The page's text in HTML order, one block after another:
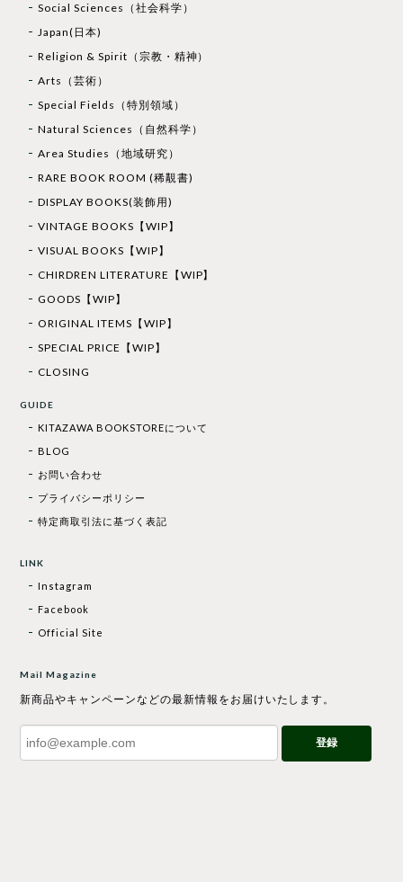
Social Sciences（社会科学）
Japan(日本)
Religion & Spirit（宗教・精神）
Arts（芸術）
Special Fields（特別領域）
Natural Sciences（自然科学）
Area Studies（地域研究）
RARE BOOK ROOM (稀覯書)
DISPLAY BOOKS(装飾用)
VINTAGE BOOKS【WIP】
VISUAL BOOKS【WIP】
CHIRDREN LITERATURE【WIP】
GOODS【WIP】
ORIGINAL ITEMS【WIP】
SPECIAL PRICE【WIP】
CLOSING
GUIDE
KITAZAWA BOOKSTOREについて
BLOG
お問い合わせ
プライバシーポリシー
特定商取引法に基づく表記
LINK
Instagram
Facebook
Official Site
Mail Magazine
新商品やキャンペーンなどの最新情報をお届けいたします。
登録